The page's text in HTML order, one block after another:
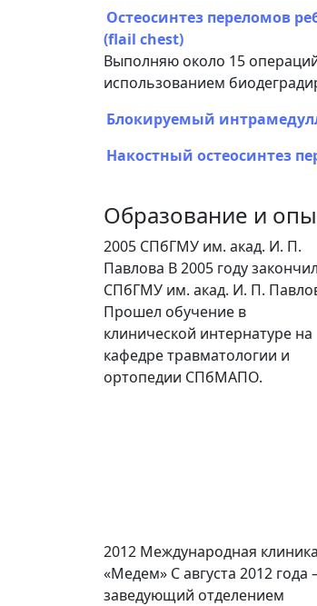
Остеосинтез переломов
(flail chest)
Выполняю около 15
использованием
Блокируемый
Накостный остеосинтез
Образование и
2005 СПбГМУ им. акад. И. П.
Павлова В 2005 году закончил
СПбГМУ им. акад. И. П.
Прошел обучение в
клинической интернатуре на
кафедре травматологии и
ортопедии СПбМАПО.
2012 Международная клиника
«Медем» С августа 2012
заведующий отделением